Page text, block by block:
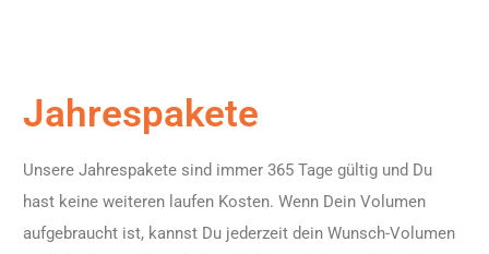
Jahrespakete
Unsere Jahrespakete sind immer 365 Tage gültig und Du
hast keine weiteren laufen Kosten. Wenn Dein Volumen
aufgebraucht ist, kannst Du jederzeit dein Wunsch-Volumen